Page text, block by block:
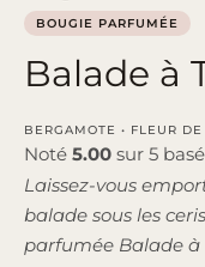
BOUGIE PARFUMÉE
Balade à
BERGAMOTE • FLEUR
Noté 5.00 sur 5
Laissez-vous
balade sous les
parfumée Balade à